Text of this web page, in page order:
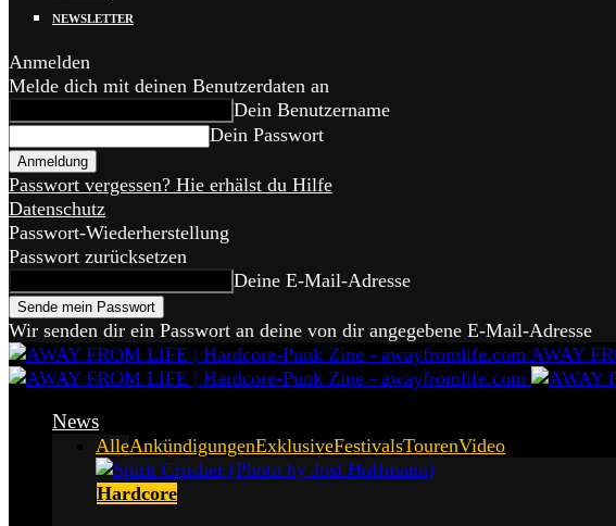
NEWSLETTER
Anmelden
Melde dich mit deinen Benutzerdaten an
Dein Benutzername
Dein Passwort
Passwort vergessen? Hie erhälst du Hilfe
Datenschutz
Passwort-Wiederherstellung
Passwort zurücksetzen
Deine E-Mail-Adresse
Wir senden dir ein Passwort an deine von dir angegebene E-Mail-Adresse
AWAY
News
AlleAnkündigungenExklusiveFestivalsTourenVideo
Hardcore